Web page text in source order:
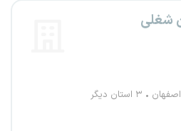
اصفهان
۳ استان دیگر